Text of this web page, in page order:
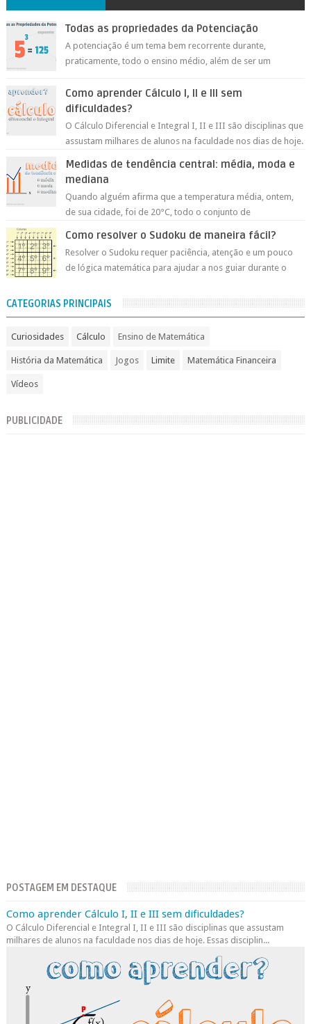
Todas as propriedades da Potenciação
A potenciação é um tema bem recorrente durante,
praticamente, todo o ensino médio, além de ser um
Como aprender Cálculo I, II e III sem
dificuldades?
O Cálculo Diferencial e Integral I, II e III são disciplinas que
assustam milhares de alunos na faculdade nos dias de hoje.
Medidas de tendência central: média, moda e
mediana
Quando alguém afirma que a temperatura média, ontem,
de sua cidade, foi de 20°C, todo o conjunto de
Como resolver o Sudoku de maneira fácil?
Resolver o Sudoku requer paciência, atenção e um pouco
de lógica matemática para ajudar a nos guiar durante o
CATEGORIAS PRINCIPAIS
Curiosidades Cálculo Ensino de Matemática
História da Matemática Jogos Limite Matemática Financeira
Vídeos
PUBLICIDADE
POSTAGEM EM DESTAQUE
Como aprender Cálculo I, II e III sem dificuldades?
O Cálculo Diferencial e Integral I, II e III são disciplinas que assustam
milhares de alunos na faculdade nos dias de hoje. Essas disciplin...